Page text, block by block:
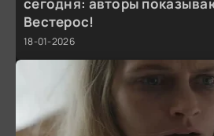
сегодня: авторы
Вестерос!
18-01-2026